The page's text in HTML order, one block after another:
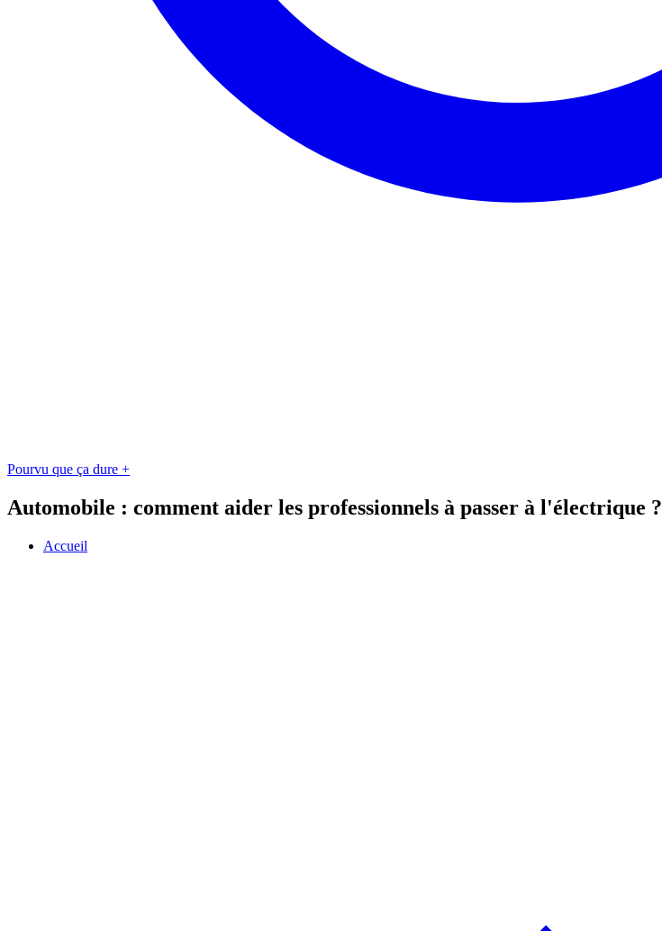
Pourvu que ça dure +
Automobile : comment aider les professionnels à passer à l'électrique ?
Accueil